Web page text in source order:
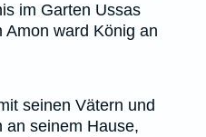
im Garten Ussas
Amon ward König an
seinen Vätern und
an seinem Hause,